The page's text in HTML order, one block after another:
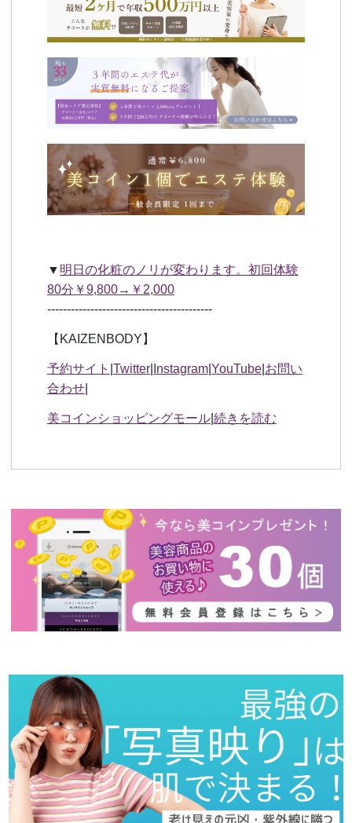
▼ 明日の化粧のノリが変わります。初回体験
80分￥9,800→￥2,000
------------------------------------------
【KAIZENBODY】
予約サイト Twitter| Instagram| YouTube| お問い
合わせ|
美コインショッピングモール| 続きを読む